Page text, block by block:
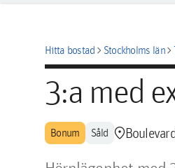
Hitta bostadchevron_rightStockholms län
3:a med
Bonum Såld location_pin